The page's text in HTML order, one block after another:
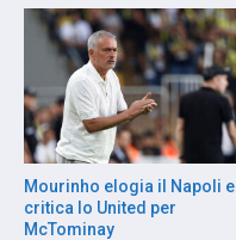
Mourinho elogia il Napoli e
critica lo United per
McTominay